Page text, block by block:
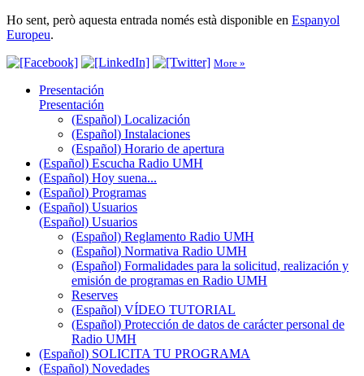
Ho sent, però aquesta entrada només està disponible en Espanyol
Europeu.
More »
Presentación
Presentación
(Español) Localización
(Español) Instalaciones
(Español) Horario de apertura
(Español) Escucha Radio UMH
(Español) Hoy suena...
(Español) Programas
(Español) Usuarios
(Español) Usuarios
(Español) Reglamento Radio UMH
(Español) Normativa Radio UMH
(Español) Formalidades para la solicitud, realización y
emisión de programas en Radio UMH
Reserves
(Español) VÍDEO TUTORIAL
(Español) Protección de datos de carácter personal de
Radio UMH
(Español) SOLICITA TU PROGRAMA
(Español) Novedades